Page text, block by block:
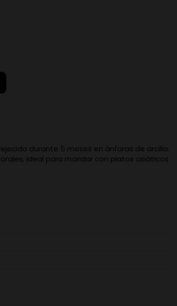
durante 5 meses en ánforas de arcilla.
ideal para maridar con platos asiáticos